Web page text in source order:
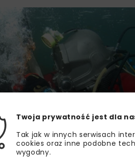
HYDROTECHNIKA
Twoja prywatność jest dla
Tak jak w innych serwisach
cookies oraz inne podobne
wygodny.